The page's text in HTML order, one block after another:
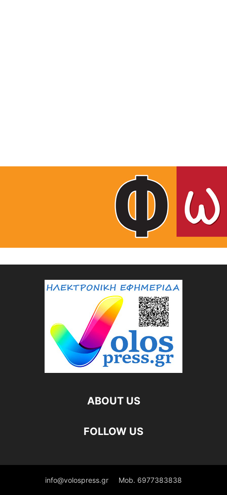
ABOUT US
FOLLOW US
info@volospress.gr Mob. 6977383838